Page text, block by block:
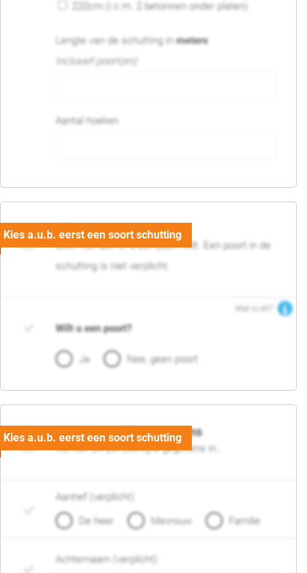
220cm (i.c.m. 2 betonnen onder platen)
Lengte van de schutting inmeters
Inclusief poort(en)
Aantal hoeken
05. Poort
Geef hier aan of u een poort wilt. Een poort in de
schutting is niet verplicht.
Wat is dit?
Wilt u een poort?
Ja Nee, geen poort
06. Persoonlijke gegevens
Vul hier uw persoonlijke gegevens in..
Aanhef (verplicht)
De heer
Mevrouw Familie
Achternaam (verplicht)